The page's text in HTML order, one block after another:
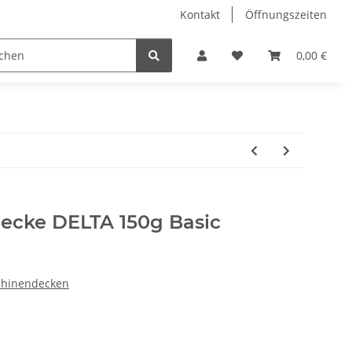
Kontakt Öffnungszeiten
0,00 €
Hobby Horse Dienstleistungen Geschenkartikel &
DELTA 150g Basic